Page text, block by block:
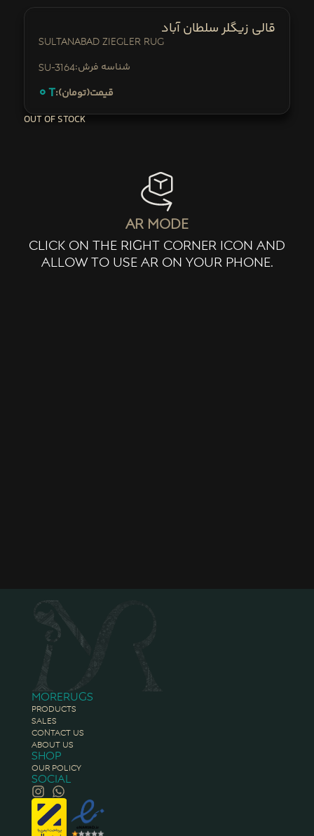
قالی زیگلر سلطان آباد
Sultanabad Ziegler Rug
SU-3164 :شناسه فرش
0T :قیمت(تومان)
OUT OF STOCK
ar mode
click on the right corner icon and
allow to use ar on your phone.
Morerugs
Products
Sales
Contact Us
About Us
Shop
Our Policy
Social